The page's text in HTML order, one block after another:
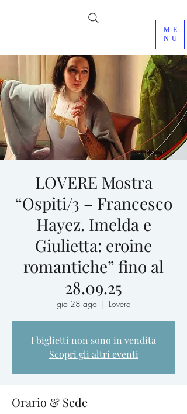
ME
NU
LOVERE Mostra
“Ospiti/3 – Francesco
Hayez. Imelda e
Giulietta: eroine
romantiche” fino al
28.09.25
gio 28 ago
  |
Lovere
I biglietti non sono in vendita
Scopri gli altri eventi
Orario & Sede